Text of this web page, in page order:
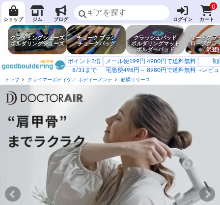
ショップ ジム ブログ ログイン
0
カート
クライミングシューズ
ボルダリングシューズ
チョーク ブラシ
チョークバッグ
クラッシュパッド
ボルダリングマット
ボルダーパッド
リードクラ
ロープクラ
沢登
ポイント3倍
8/31まで
メール便199円 4980円で送料無料
宅急便498円～ 8980円で送料無料
初
+レビ
トップ クライマーボディケア ボディーメンテ 筋膜リリース